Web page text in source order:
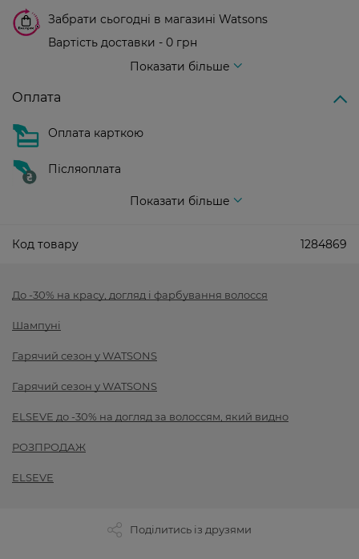
Забрати сьогодні в магазині Watsons
Вартість доставки - 0 грн
Показати більше
Оплата
Оплата карткою
Післяоплата
Показати більше
Код товару 1284869
До -30% на красу, догляд і фарбування волосся
Шампуні
Гарячий сезон у WATSONS
Гарячий сезон у WATSONS
ELSEVE до -30% на догляд за волоссям, який видно
РОЗПРОДАЖ
ELSEVE
Поділитись із друзями